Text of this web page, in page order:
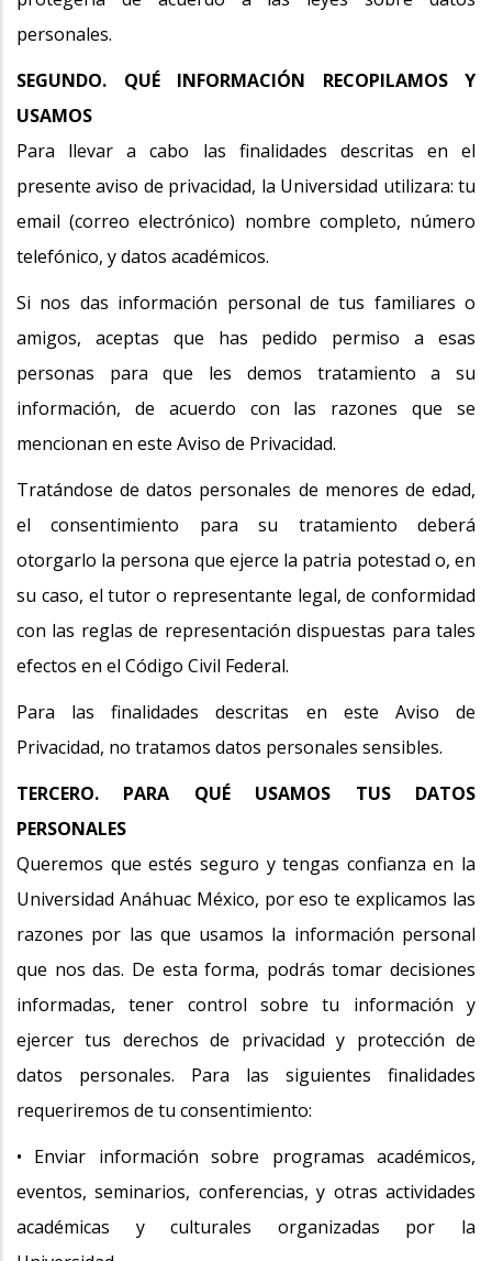
personales.
SEGUNDO. QUÉ INFORMACIÓN RECOPILAMOS Y
USAMOS
Para llevar a cabo las finalidades descritas en el
presente aviso de privacidad, la Universidad utilizara: tu
email (correo electrónico) nombre completo, número
telefónico, y datos académicos.
Si nos das información personal de tus familiares o
amigos, aceptas que has pedido permiso a esas
personas para que les demos tratamiento a su
información, de acuerdo con las razones que se
mencionan en este Aviso de Privacidad.
Tratándose de datos personales de menores de edad,
el consentimiento para su tratamiento deberá
otorgarlo la persona que ejerce la patria potestad o, en
su caso, el tutor o representante legal, de conformidad
con las reglas de representación dispuestas para tales
efectos en el Código Civil Federal.
Para las finalidades descritas en este Aviso de
Privacidad, no tratamos datos personales sensibles.
TERCERO. PARA QUÉ USAMOS TUS DATOS
PERSONALES
Queremos que estés seguro y tengas confianza en la
Universidad Anáhuac México, por eso te explicamos las
razones por las que usamos la información personal
que nos das. De esta forma, podrás tomar decisiones
informadas, tener control sobre tu información y
ejercer tus derechos de privacidad y protección de
datos personales. Para las siguientes finalidades
requeriremos de tu consentimiento:
• Enviar información sobre programas académicos,
eventos, seminarios, conferencias, y otras actividades
académicas y culturales organizadas por la